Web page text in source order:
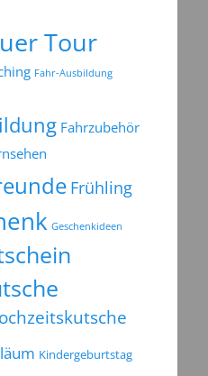
Tour
Fahr-Ausbildung
Fahrzubehör
Frühling
Geschenkideen
Kindergeburtstag